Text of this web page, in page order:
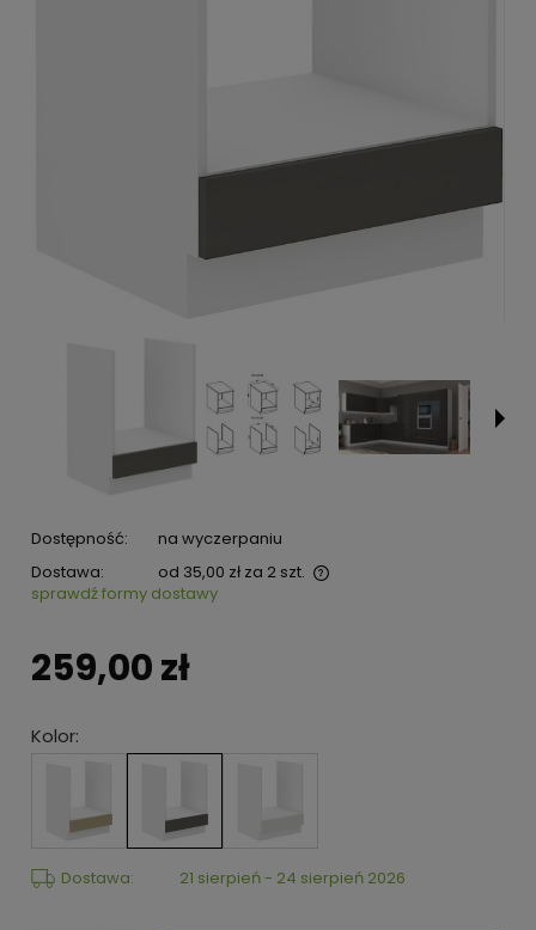
Dostępność:
na wyczerpaniu
Dostawa:
od 35,00 zł za 2 szt.
sprawdź formy dostawy
259,00 zł
Kolor:
Dostawa: 21 sierpień - 24 sierpień 2026